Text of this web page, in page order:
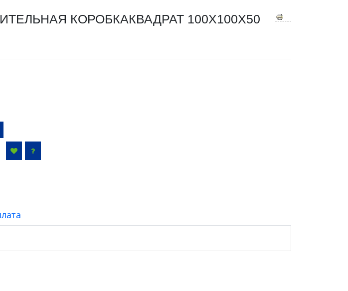
КОРОБКАКВАДРАТ 100X100X50